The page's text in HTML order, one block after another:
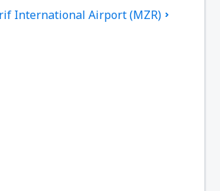
International Airport (MZR)